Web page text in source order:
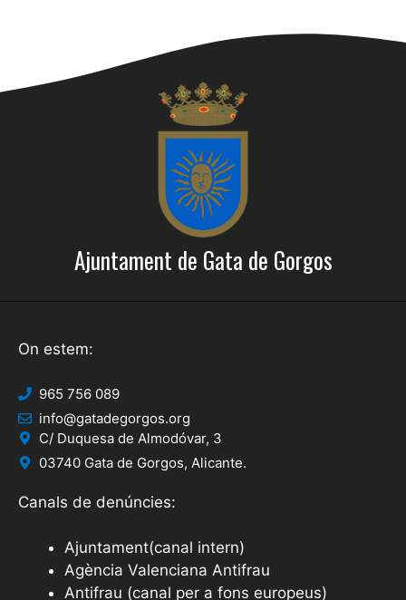
Ajuntament de Gata de Gorgos
On estem:
965 756 089
info@gatadegorgos.org
C/ Duquesa de Almodóvar, 3
03740 Gata de Gorgos, Alicante.
Canals de denúncies:
Ajuntament(canal intern)
Agència Valenciana Antifrau
Antifrau (canal per a fons europeus)